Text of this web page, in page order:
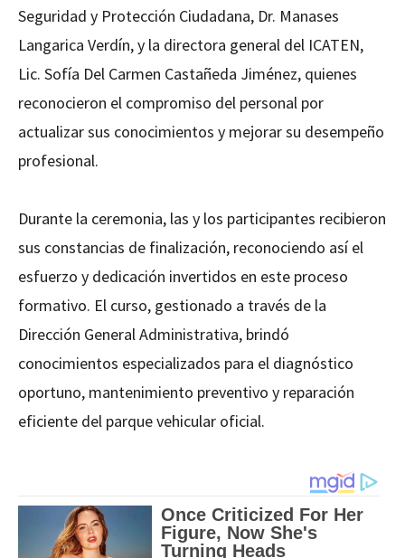
Seguridad y Protección Ciudadana, Dr. Manases
Langarica Verdín, y la directora general del ICATEN,
Lic. Sofía Del Carmen Castañeda Jiménez, quienes
reconocieron el compromiso del personal por
actualizar sus conocimientos y mejorar su desempeño
profesional.
Durante la ceremonia, las y los participantes recibieron
sus constancias de finalización, reconociendo así el
esfuerzo y dedicación invertidos en este proceso
formativo. El curso, gestionado a través de la
Dirección General Administrativa, brindó
conocimientos especializados para el diagnóstico
oportuno, mantenimiento preventivo y reparación
eficiente del parque vehicular oficial.